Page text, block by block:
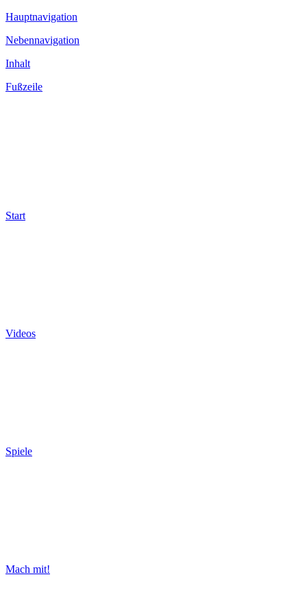
Hauptnavigation
Nebennavigation
Inhalt
Fußzeile
Start
Videos
Spiele
Mach mit!